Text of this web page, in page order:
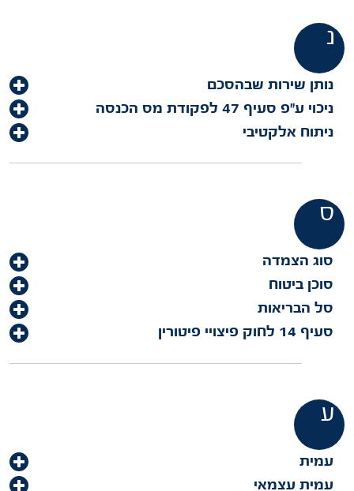
נ
נותן שירות שבהסכם
ניכוי ע"פ סעיף 47 לפקודת מס הכנסה
ניתוח אלקטיבי
ס
סוג הצמדה
סוכן ביטוח
סל הבריאות
סעיף 14 לחוק פיצויי פיטורין
ע
עמית
עמית עצמאי